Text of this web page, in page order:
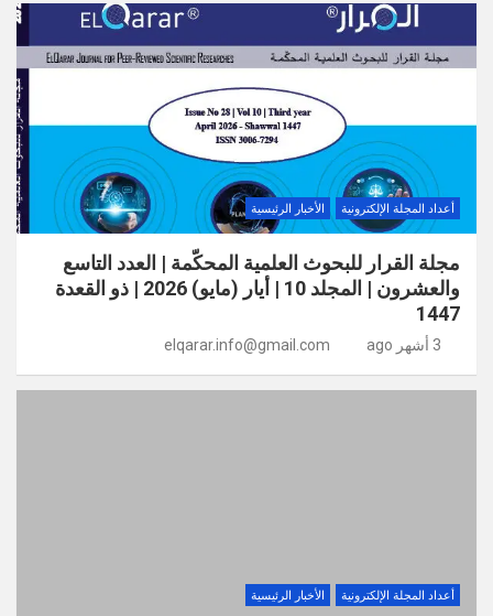
أعداد المجلة الإلكترونية الأخبار الرئيسية
مجلة القرار للبحوث العلمية المحكّمة | العدد التاسع
والعشرون | المجلد 10 | أيار (مايو) 2026 | ذو القعدة
1447
3 أشهر ago elqarar.info@gmail.com
أعداد المجلة الإلكترونية الأخبار الرئيسية